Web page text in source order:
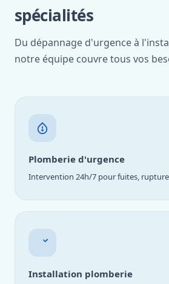
spécialités
Du dépannage d'urgence à
notre équipe couvre tous vos
Plomberie d'urgence
Intervention 24h/7 pour fuites,
Installation plomberie